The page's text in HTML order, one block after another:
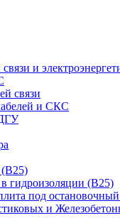
и
связи
и СКС
гидроизоляции (В25)
под
и